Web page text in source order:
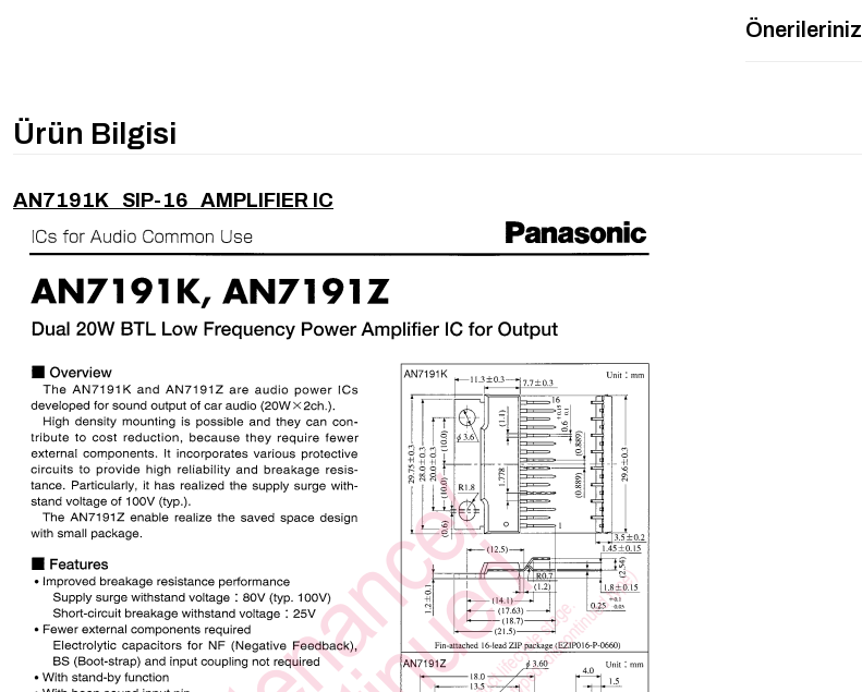
Önerileriniz
Ürün Bilgisi
AN7191K SIP-16 AMPLIFIER IC